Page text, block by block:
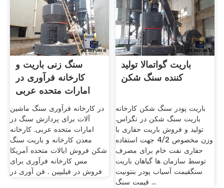
سنگ زنی باریت و
کارخانه فرآوری در
امارات متحده عربی
در کارخانه فرآوری سنگ ماشین
آلات برای پردازش سنگ در
امارات متحده عربی. کارخانه
معدن کارخانه و باریت سنگ
شکن فروش ایالات متحده آمریکا
مس کارخانه فرآوری برای
فروش در فیلیپین . فن آوری در
باریت گواتمالا تولید
کننده سنگ شکن
باریت پودر سنگ شکن کارخانه
باریت سنگ شکن در تگزاس.
تولید و فروش باریت حفاری با
وزن مخصوص 4/2 جهت استفاده
حفاری نفت خام برای مصرف
توسط سازمان ها گیاهان باریت
سنگقیمت آسیاب پودر بنتونیت
قیمت سنگ ...